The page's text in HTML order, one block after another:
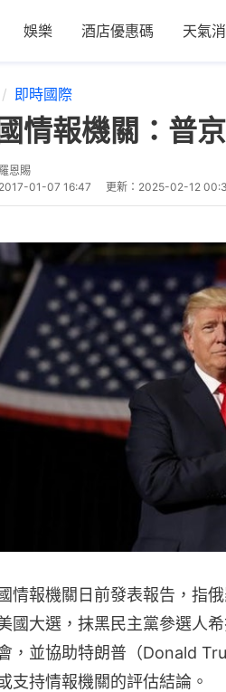
娛樂 酒店優惠碼 天氣
即時國際
情報機關：普
羅恩賜
2017-01-07 16:47 更新： 2025-02-12
情報機關日前發表報告，指
國大選，抹黑民主黨參選人
，並協助特朗普（Donald
支持情報機關的評估結論。